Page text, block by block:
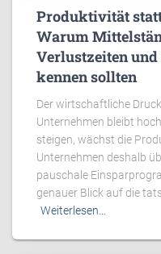
Produktivität
Warum
Verlustzeiten
kennen sollten
Der wirtschaftliche
Unternehmen bleibt
steigen, wächst die
Unternehmen deshalb
pauschale
genauer Blick auf die
Weiterlesen…